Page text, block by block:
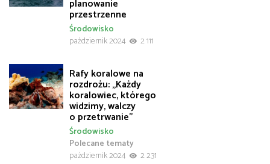
planowanie
przestrzenne
Środowisko
październik 2024
2 111
Rafy koralowe na
rozdrożu: „Każdy
koralowiec, którego
widzimy, walczy
o przetrwanie”
Polecane tematy
Środowisko
październik 2024
2 231